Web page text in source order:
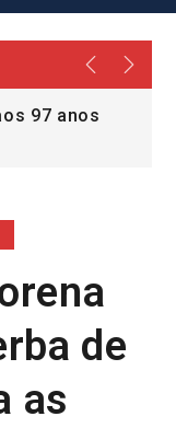
97 anos
de
as